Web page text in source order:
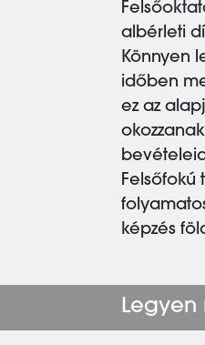
albérleti
Könnyen
időben
ez az
Felsőfokú
képzés
Legyen